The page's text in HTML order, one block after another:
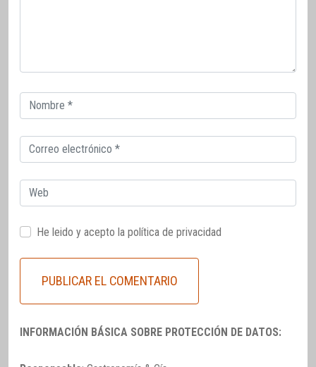
Correo
electrónico
Correo
electrónico
Web
He leido y acepto la política de privacidad
INFORMACIÓN BÁSICA SOBRE PROTECCIÓN DE DATOS: